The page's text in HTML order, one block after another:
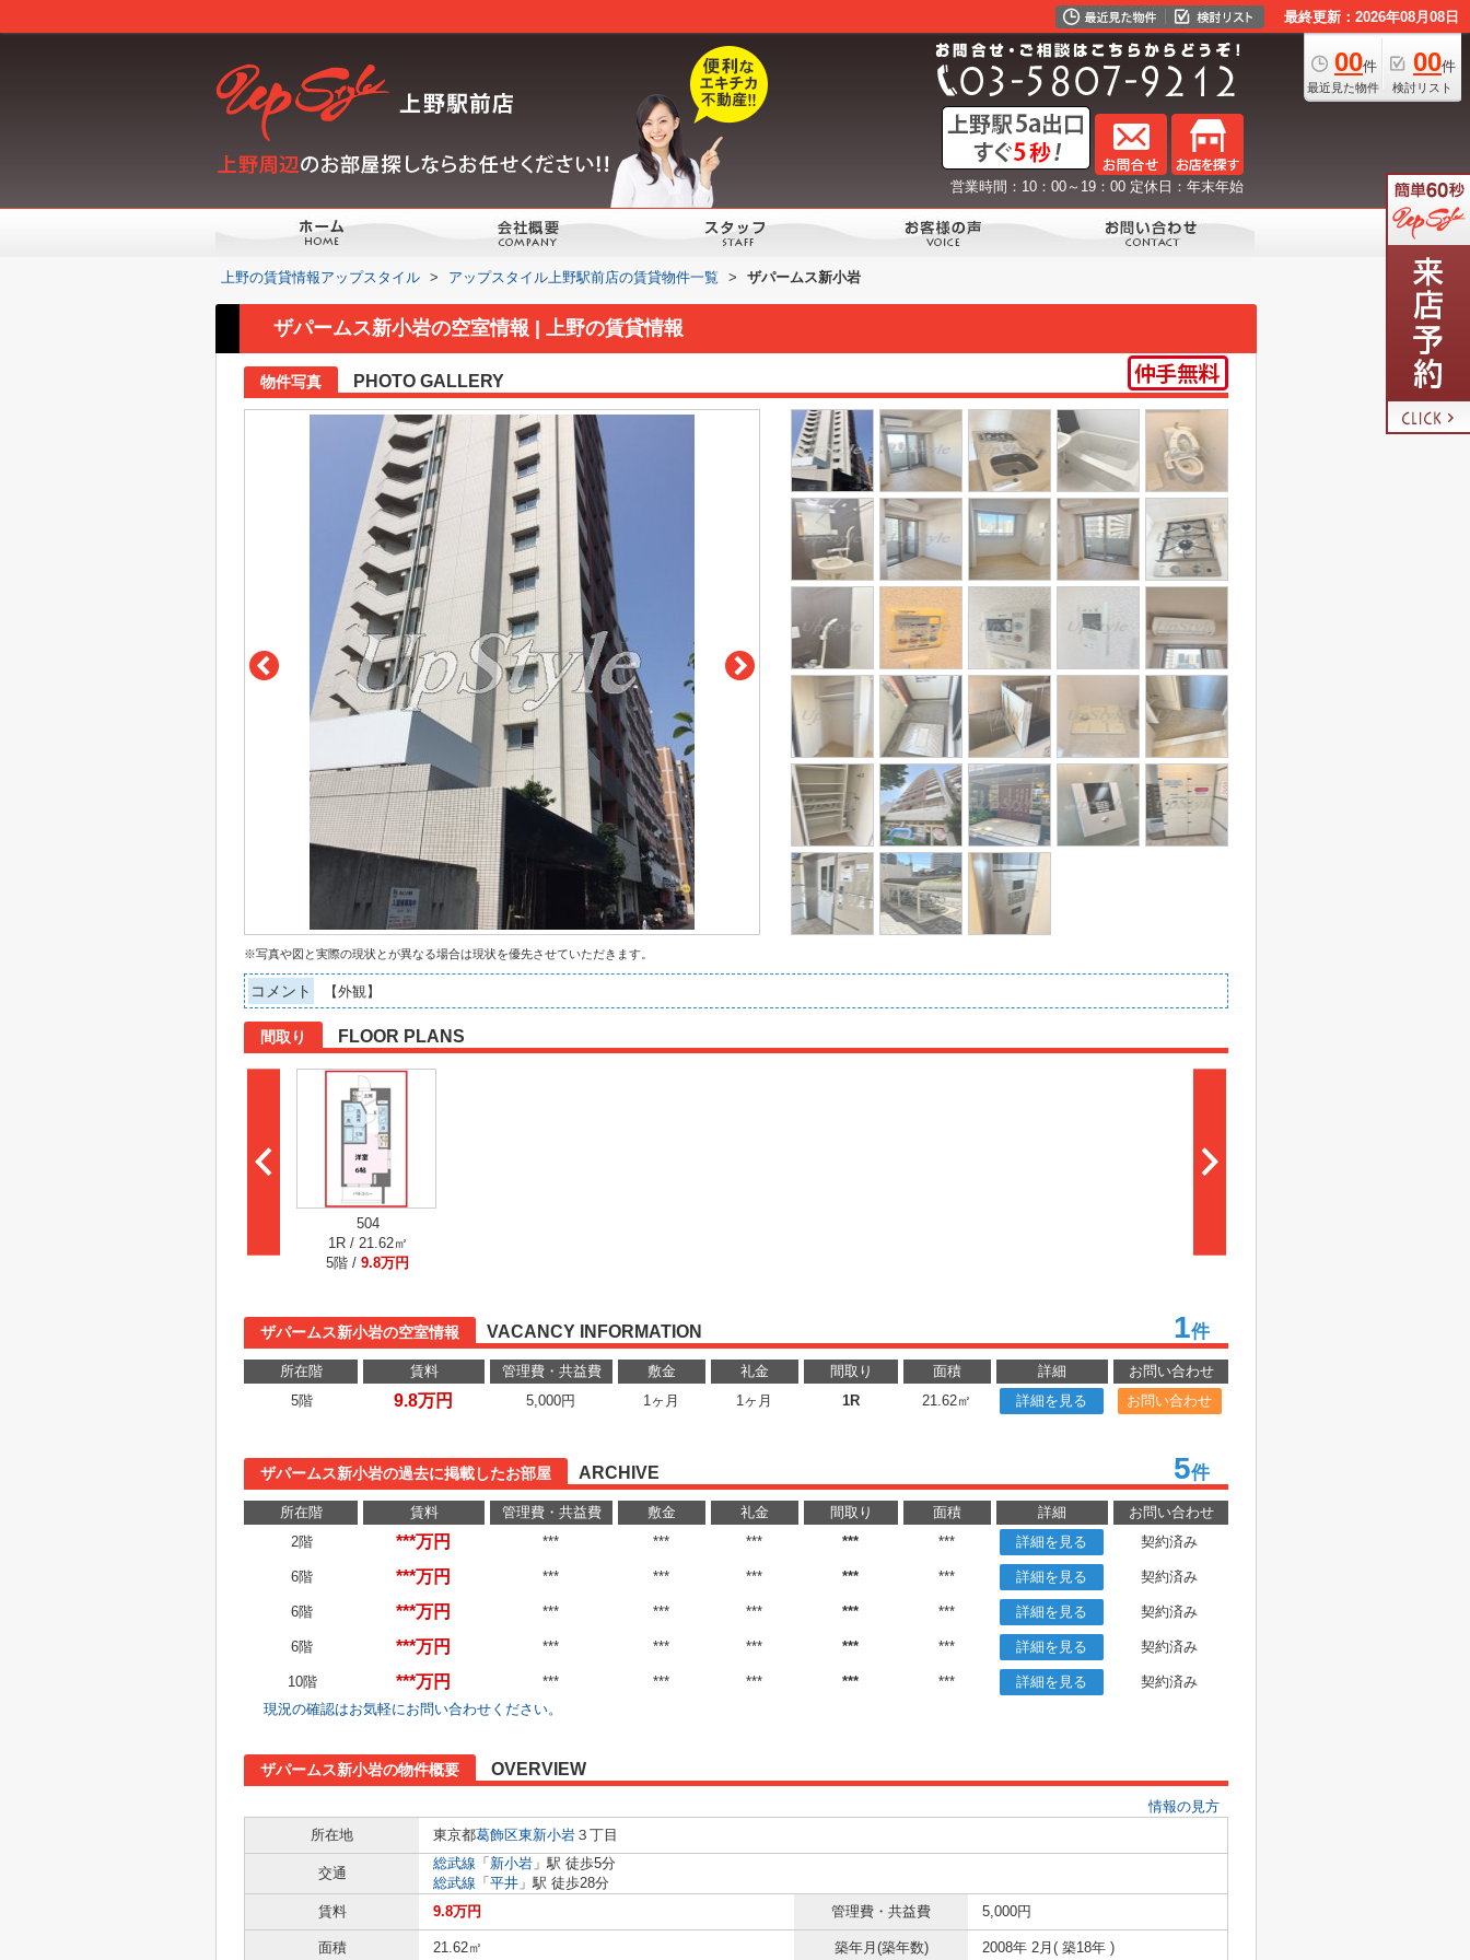
最終更新：2026年08月08日
00件
最近見た物件
00件
検討リスト
営業時間：10：00～19：00 定休日：年末年始
上野の賃貸情報アップスタイル > アップスタイル上野駅前店の賃貸物件一覧 > ザパームス新小岩
ザパームス新小岩の空室情報 | 上野の賃貸情報
物件写真 PHOTO GALLERY
※写真や図と実際の現状とが異なる場合は現状を優先させていただきます。
コメント 【外観】
間取り FLOOR PLANS
504
1R / 21.62㎡
5階 / 9.8万円
ザパームス新小岩の空室情報 VACANCY INFORMATION 1件
所在階 賃料 管理費・共益費 敷金 礼金 間取り 面積 詳細
お問い合わせ
5階
9.8万円 5,000円 1ヶ月 1ヶ月 1R 21.62㎡ 詳細を見る お問い合わせ
ザパームス新小岩の過去に掲載したお部屋 ARCHIVE 5件
所在階 賃料 管理費・共益費 敷金 礼金 間取り 面積 詳細
お問い合わせ
2階
***万円 *** *** *** *** *** 詳細を見る 契約済み
6階 ***万円 *** *** *** *** *** 詳細を見る 契約済み
6階 ***万円 *** *** *** *** *** 詳細を見る 契約済み
6階 ***万円 *** *** *** *** *** 詳細を見る 契約済み
10階 ***万円 *** *** *** *** *** 詳細を見る
契約済み
現況の確認はお気軽にお問い合わせください。
ザパームス新小岩の物件概要 OVERVIEW
情報の見方
所在地
東京都葛飾区東新小岩 ３丁目
交通
総武線 「 新小岩 」駅 徒歩5分
総武線 「 平井 」駅 徒歩28分
賃料
9.8万円 管理費・共益費 5,000円
面積 21.62㎡ 築年月(築年数) 2008年 2月( 築18年 )